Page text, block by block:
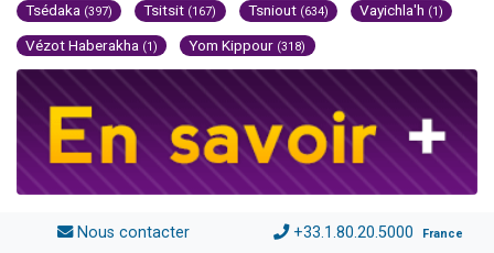
Tsédaka (397) Tsitsit (167) Tsniout (634) Vayichla'h (1)
Vézot Haberakha (1) Yom Kippour (318)
Nous contacter +33.1.80.20.5000 France